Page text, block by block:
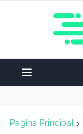
Página Principal